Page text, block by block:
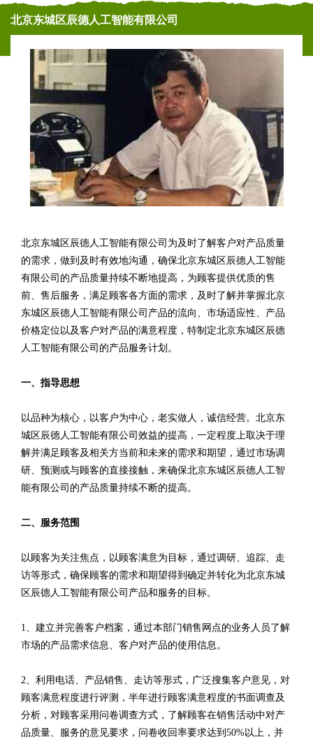
北京东城区辰德人工智能有限公司
北京东城区辰德人工智能有限公司为及时了解客户对产品质量
的需求，做到及时有效地沟通，确保北京东城区辰德人工智能
有限公司的产品质量持续不断地提高，为顾客提供优质的售
前、售后服务，满足顾客各方面的需求，及时了解并掌握北京
东城区辰德人工智能有限公司产品的流向、市场适应性、产品
价格定位以及客户对产品的满意程度，特制定北京东城区辰德
人工智能有限公司的产品服务计划。
一、指导思想
以品种为核心，以客户为中心，老实做人，诚信经营。北京东
城区辰德人工智能有限公司效益的提高，一定程度上取决于理
解并满足顾客及相关方当前和未来的需求和期望，通过市场调
研、预测或与顾客的直接接触，来确保北京东城区辰德人工智
能有限公司的产品质量持续不断的提高。
二、服务范围
以顾客为关注焦点，以顾客满意为目标，通过调研、追踪、走
访等形式，确保顾客的需求和期望得到确定并转化为北京东城
区辰德人工智能有限公司产品和服务的目标。
1、建立并完善客户档案，通过本部门销售网点的业务人员了解
市场的产品需求信息、客户对产品的使用信息。
2、利用电话、产品销售、走访等形式，广泛搜集客户意见，对
顾客满意程度进行评测，半年进行顾客满意程度的书面调查及
分析，对顾客采用问卷调查方式，了解顾客在销售活动中对产
品质量、服务的意见要求，问卷收回率要求达到50%以上，并